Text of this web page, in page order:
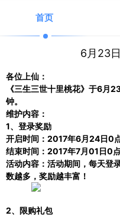
首页
6月23
各位上仙：
《三生三世十里桃花》于6月
钟。
维护内容：
1、登录奖励
开启时间： 2017年6月24日0
结束时间： 2017年7月01日0
活动内容：活动期间，每天登
数越多，奖励越丰富！
2、限购礼包